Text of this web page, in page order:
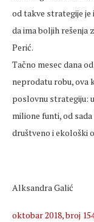
od takve strategije je
da ima boljih rešenja
Perić.
Tačno mesec dana
neprodatu robu, ova
poslovnu strategiju:
milione funti, od
društveno i ekološki
Alksandra Galić
oktobar 2018, broj